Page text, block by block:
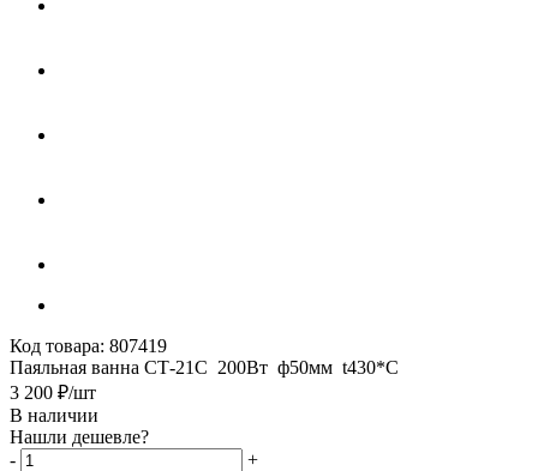
Код товара: 807419
Паяльная ванна СТ-21С 200Вт ф50мм t430*C
3 200 ₽/шт
В наличии
Нашли дешевле?
-
+